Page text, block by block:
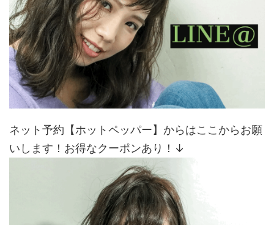
ネット予約【ホットペッパー】からはここからお願
いします！お得なクーポンあり！↓